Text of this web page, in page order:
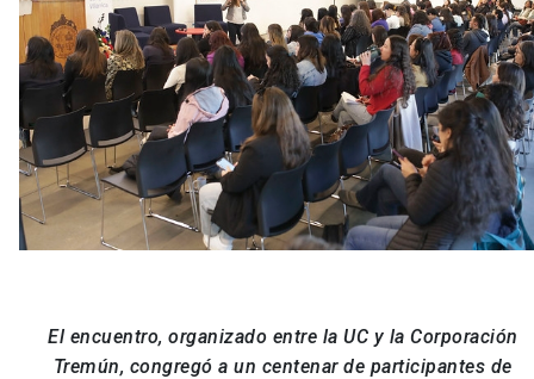
El encuentro, organizado entre la UC y la Corporación
Tremún, congregó a un centenar de participantes de